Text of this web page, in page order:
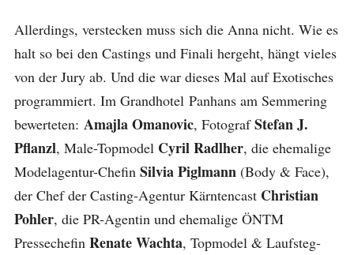
Allerdings, verstecken muss sich die Anna nicht. Wie es
halt so bei den Castings und Finali hergeht, hängt vieles
von der Jury ab. Und die war dieses Mal auf Exotisches
programmiert. Im Grandhotel Panhans am Semmering
bewerteten: Amajla Omanovic, FotografStefan J.
Pflanzl, Male-Topmodel Cyril Radlher, die ehemalige
Modelagentur-Chefin Silvia Piglmann (Body & Face),
der Chef der Casting-Agentur Kärntencast Christian
Pohler, die PR-Agentin und ehemalige ÖNTM
Pressechefin Renate Wachta, Topmodel & Laufsteg-